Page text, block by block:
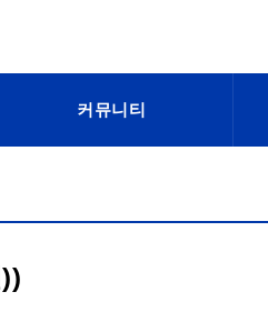
커뮤니티